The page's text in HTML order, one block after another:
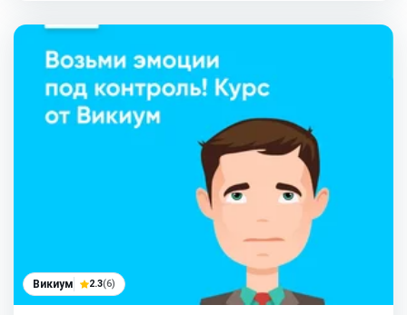
Викиум 2.3(6)